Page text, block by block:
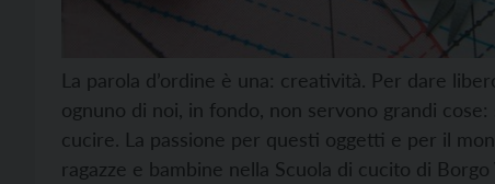
La parola d’ordine è una: creatività. Per dare
ognuno di noi, in fondo, non servono grandi
cucire. La passione per questi oggetti e per il
ragazze e bambine nella Scuola di cucito di